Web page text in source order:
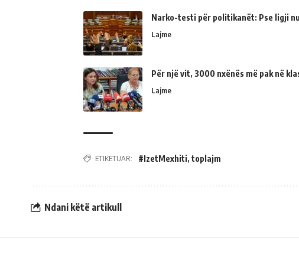
Narko-testi për politikanët: Pse ligji
Lajme
Për një vit, 3000 nxënës më pak në
Lajme
ETIKETUAR: #IzetMexhiti, toplajm
Ndani këtë artikull